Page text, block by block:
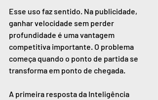
Esse uso faz sentido. Na publicidade,
ganhar velocidade sem perder
profundidade é uma vantagem
competitiva importante. O problema
começa quando o ponto de partida se
transforma em ponto de chegada.
A primeira resposta da Inteligência